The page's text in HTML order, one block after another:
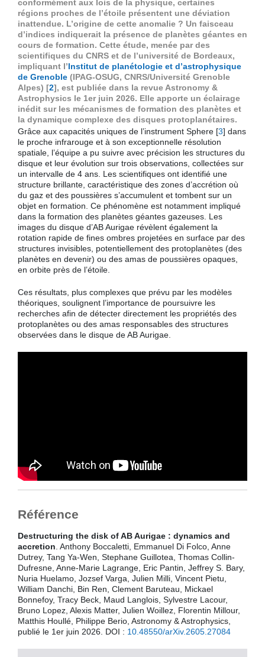
conformément aux lois de la physique, certaines
régions proches de l’étoile présentent une déviation
inattendue. L’origine de cette anomalie ? Un faisceau
d’indices indiquerait la présence de planètes géantes en
cours de formation. Cette étude, menée par des
scientifiques du CNRS et de l’université de Bordeaux,
impliquant l’Institut de planétologie et d’astrophysique
de Grenoble (IPAG-OSUG, CNRS/Université Grenoble
Alpes) [2], est publiée dans la revue Astronomy &
Astrophysics le 1er juin 2026. Elle apporte un éclairage
inédit sur les mécanismes de formation des planètes et
la dynamique complexe des disques protoplanétaires.
Grâce aux capacités uniques de l’instrument Sphere [3] dans
le proche infrarouge et à son exceptionnelle résolution
spatiale, l’équipe a pu suivre avec précision les structures du
disque et leur évolution sur trois observations, collectées sur
un intervalle de 4 ans. Les scientifiques ont identifié une
structure brillante, caractéristique des zones d’accrétion où
du gaz et des poussières s’accumulent et tombent sur un
objet en formation. Ce phénomène est notamment impliqué
dans la formation des planètes géantes gazeuses. Les
images du disque d’AB Aurigae révèlent également la
rotation rapide de fines ombres projetées en surface par des
structures invisibles, potentiellement des protoplanètes (des
planètes en devenir) ou des amas de poussières opaques,
en orbite près de l’étoile.
Ces résultats, plus complexes que prévu par les modèles
théoriques, soulignent l’importance de poursuivre les
recherches afin de détecter directement les propriétés des
protoplanètes ou des amas responsables des structures
observées dans le disque de AB Aurigae.
Référence
Destructuring the disk of AB Aurigae : dynamics and
accretion . Anthony Boccaletti, Emmanuel Di Folco, Anne
Dutrey, Tang Ya-Wen, Stephane Guillotea, Thomas Collin-
Dufresne, Anne-Marie Lagrange, Eric Pantin, Jeffrey S. Bary,
Nuria Huelamo, Jozsef Varga, Julien Milli, Vincent Pietu,
William Danchi, Bin Ren, Clement Baruteau, Mickael
Bonnefoy, Tracy Beck, Maud Langlois, Sylvestre Lacour,
Bruno Lopez, Alexis Matter, Julien Woillez, Florentin Millour,
Matthis Houllé, Philippe Berio, Astronomy & Astrophysics,
publié le 1er juin 2026. DOI : 10.48550/arXiv.2605.27084